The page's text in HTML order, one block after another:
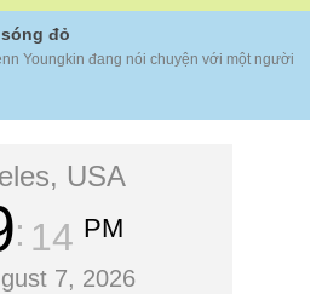
đỏ
Youngkin đang nói chuyện với một người
USA
15 PM
7, 2026